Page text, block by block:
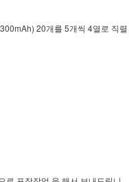
20개를 5개씩 4열로 직렬